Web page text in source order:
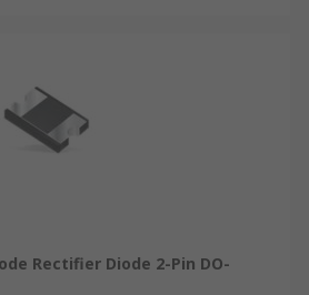
Rectifier Diode 2-Pin DO-